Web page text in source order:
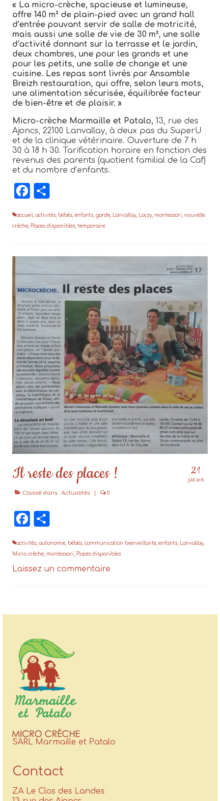
« La micro-crèche, spacieuse et lumineuse,
offre 140 m² de plain-pied avec un grand hall
d’entrée pouvant servir de salle de motricité,
mais aussi une salle de vie de 30 m², une salle
d’activité donnant sur la terrasse et le jardin,
deux chambres, une pour les grands et une
pour les petits, une salle de change et une
cuisine. Les repas sont livrés par Ansamble
Breizh restauration, qui offre, selon leurs mots,
une alimentation sécurisée, équilibrée facteur
de bien-être et de plaisir. »
Micro-crèche Marmaille et Patalo, 13, rue des
Ajoncs, 22100 Lanvallay, à deux pas du SuperU
et de la clinique vétérinaire. Ouverture de 7 h
30 à 18 h 30. Tarification horaire en fonction des
revenus des parents (quotient familial de la Caf)
et du nombre d’enfants.
Facebook
accueil, activités, bébés, enfants, garde, Lanvallay, Loczy, montessori, nouvelle
crèche, Places disponibles, temporaire
21
JAN 2016
Il reste des places !
Classé dans : Actualités 0
Facebook
activités autonomie bébés communication bienveillante enfants Lanvallay,
Micro crèche montessori Places disponibles
Laissez un commentaire
SARL Marmaille et Patalo
Contact
ZA Le Clos des Landes